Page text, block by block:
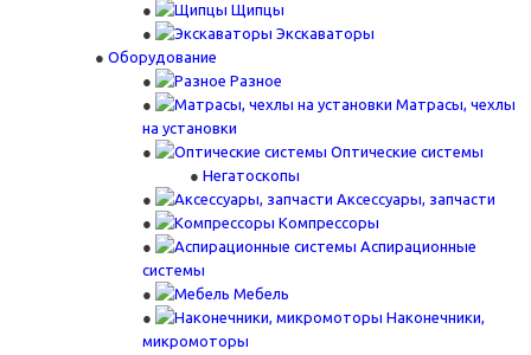
Щипцы
Экскаваторы
Оборудование
Разное
Матрасы, чехлы
на установки
Оптические системы
Негатоскопы
Аксессуары, запчасти
Компрессоры
Аспирационные
системы
Мебель
Наконечники,
микромоторы